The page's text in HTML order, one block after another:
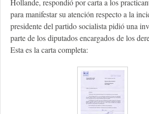
Hollande, respondió por carta a los
para manifestar su atención respecto a la
presidente del partido socialista pidió una
parte de los diputados encargados de los
Esta es la carta completa: